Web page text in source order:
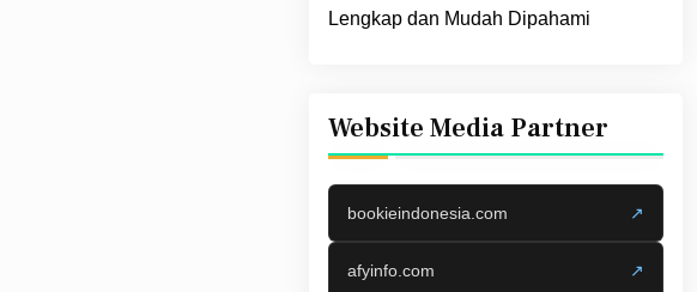
Lengkap dan Mudah Dipahami
Website Media Partner
bookieindonesia.com ↗
afyinfo.com ↗